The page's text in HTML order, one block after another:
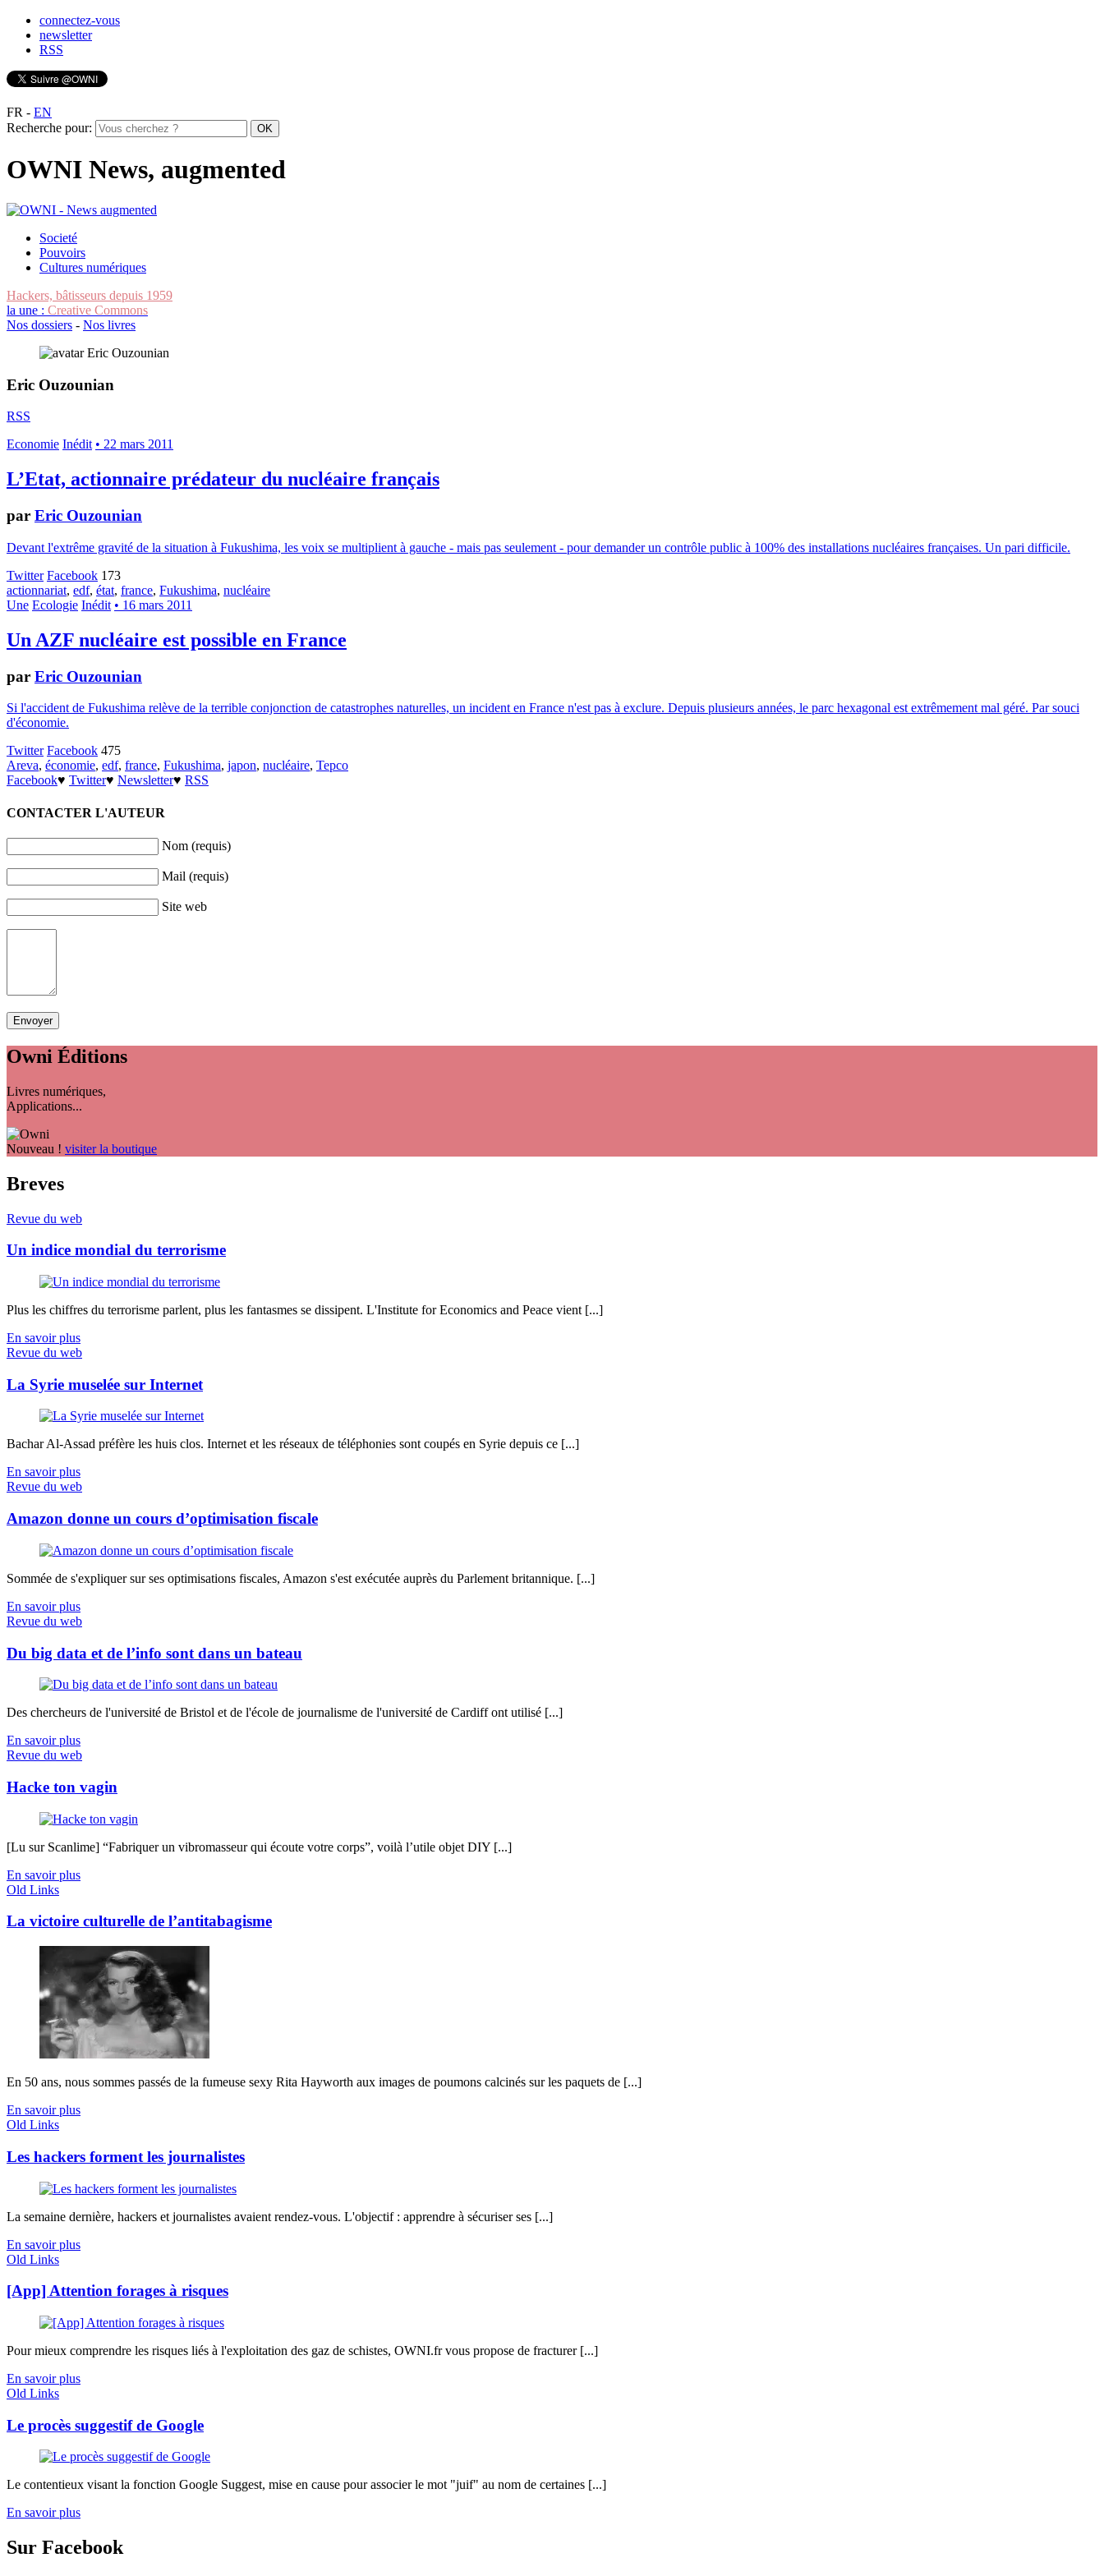
connectez-vous
newsletter
RSS
FR - EN
Recherche pour:
OWNI News, augmented
Societé
Pouvoirs
Cultures numériques
Hackers, bâtisseurs depuis 1959
la une : Creative Commons
Nos dossiers - Nos livres
Eric Ouzounian
RSS
Economie Inédit • 22 mars 2011
L’Etat, actionnaire prédateur du nucléaire français
par Eric Ouzounian
Devant l'extrême gravité de la situation à Fukushima, les voix se multiplient à gauche - mais pas seulement - pour demander un contrôle public à 100% des installations nucléaires françaises. Un pari difficile.
Twitter Facebook 173
actionnariat, edf, état, france, Fukushima, nucléaire
Une Ecologie Inédit • 16 mars 2011
Un AZF nucléaire est possible en France
par Eric Ouzounian
Si l'accident de Fukushima relève de la terrible conjonction de catastrophes naturelles, un incident en France n'est pas à exclure. Depuis plusieurs années, le parc hexagonal est extrêmement mal géré. Par souci
d'économie.
Twitter Facebook 475
Areva, économie, edf, france, Fukushima, japon, nucléaire, Tepco
Facebook♥ Twitter♥ Newsletter♥ RSS
CONTACTER L'AUTEUR
Nom (requis)
Mail (requis)
Site web
Owni Éditions
Livres numériques,
Applications...
Nouveau ! visiter la boutique
Breves
Revue du web
Un indice mondial du terrorisme
Plus les chiffres du terrorisme parlent, plus les fantasmes se dissipent. L'Institute for Economics and Peace vient [...]
En savoir plus
Revue du web
La Syrie muselée sur Internet
Bachar Al-Assad préfère les huis clos. Internet et les réseaux de téléphonies sont coupés en Syrie depuis ce [...]
En savoir plus
Revue du web
Amazon donne un cours d’optimisation fiscale
Sommée de s'expliquer sur ses optimisations fiscales, Amazon s'est exécutée auprès du Parlement britannique. [...]
En savoir plus
Revue du web
Du big data et de l’info sont dans un bateau
Des chercheurs de l'université de Bristol et de l'école de journalisme de l'université de Cardiff ont utilisé [...]
En savoir plus
Revue du web
Hacke ton vagin
[Lu sur Scanlime] “Fabriquer un vibromasseur qui écoute votre corps”, voilà l’utile objet DIY [...]
En savoir plus
Old Links
La victoire culturelle de l’antitabagisme
En 50 ans, nous sommes passés de la fumeuse sexy Rita Hayworth aux images de poumons calcinés sur les paquets de [...]
En savoir plus
Old Links
Les hackers forment les journalistes
La semaine dernière, hackers et journalistes avaient rendez-vous. L'objectif : apprendre à sécuriser ses [...]
En savoir plus
Old Links
[App] Attention forages à risques
Pour mieux comprendre les risques liés à l'exploitation des gaz de schistes, OWNI.fr vous propose de fracturer [...]
En savoir plus
Old Links
Le procès suggestif de Google
Le contentieux visant la fonction Google Suggest, mise en cause pour associer le mot "juif" au nom de certaines [...]
En savoir plus
Sur Facebook